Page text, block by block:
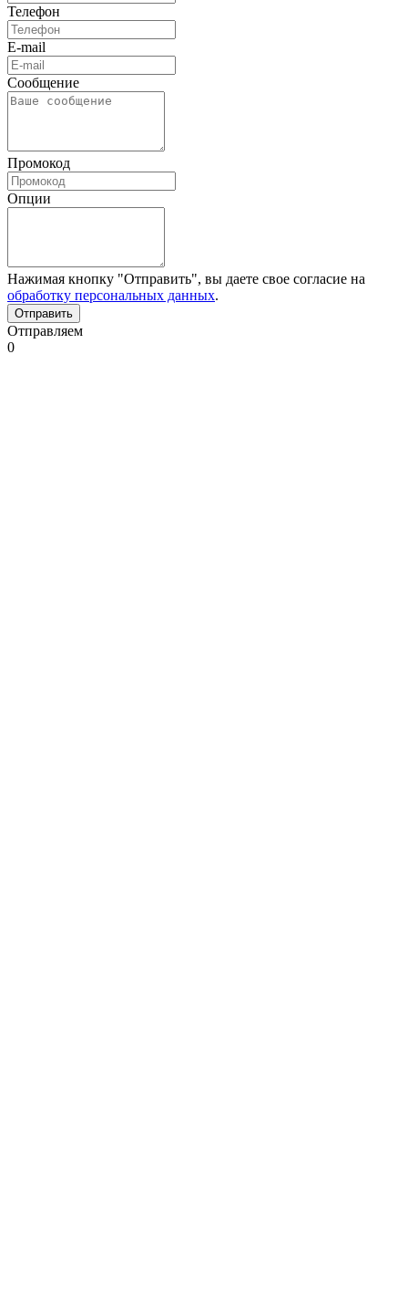
Телефон
E-mail
Сообщение
Промокод
Опции
Нажимая кнопку "Отправить", вы даете свое согласие на
обработку персональных данных.
Отправляем
0